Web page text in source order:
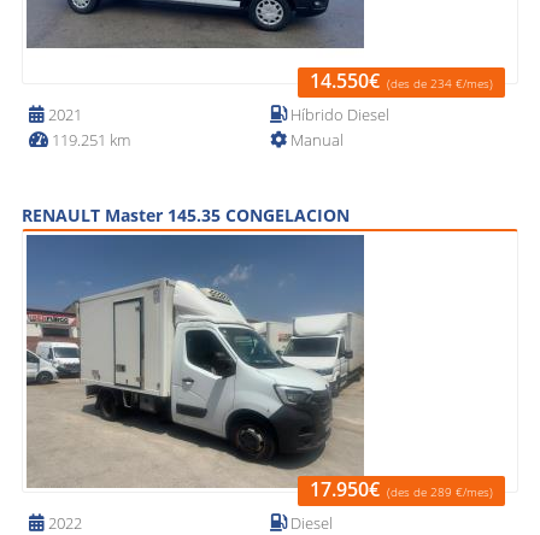
14.550€ (des de 234 €/mes)
2021
119.251 km
Híbrido Diesel
Manual
RENAULT Master 145.35 CONGELACION
17.950€ (des de 289 €/mes)
2022
Diesel